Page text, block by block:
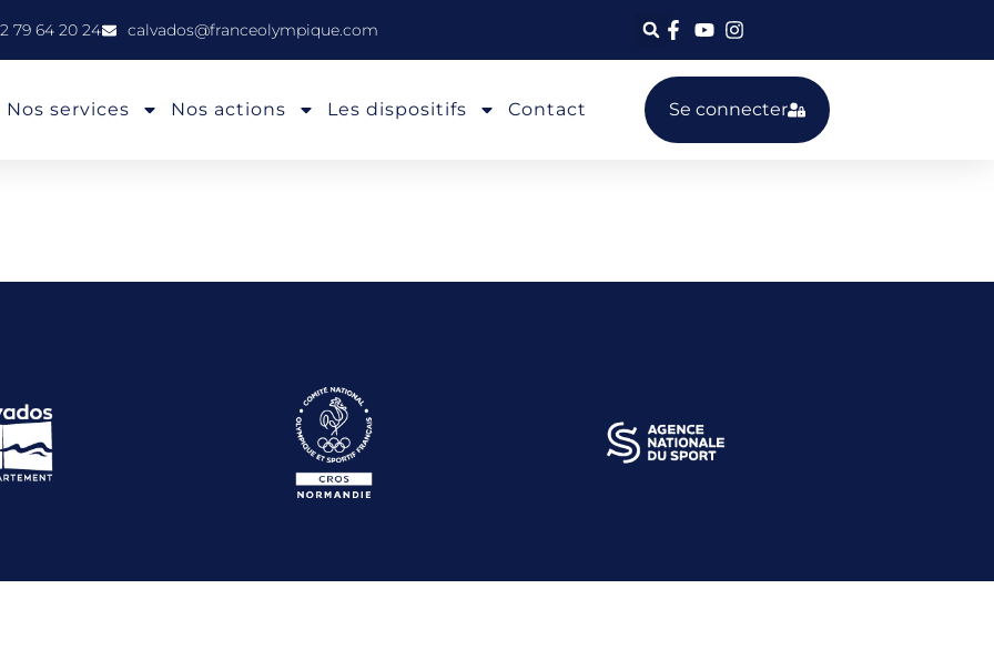
79 64 20 24 calvados@franceolympique.com
Nos services Nos actions Les dispositifs Contact Se connecter